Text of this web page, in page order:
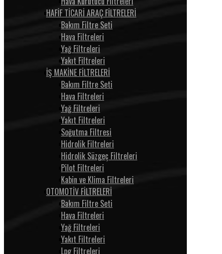
HAFİF TİCARİ ARAÇ FİLTRELERİ
Bakım Filtre Seti
Hava Filtreleri
Yağ Filtreleri
Yakıt Filtreleri
İŞ MAKİNE FİLTRELERİ
Bakım Filtre Seti
Hava Filtreleri
Yağ Filtreleri
Yakıt Filtreleri
Soğutma Filtresi
Hidrolik Filtreleri
Hidrolik Süzgeç Filtreleri
Pilot Filtreleri
Kabin ve Klima Filtreleri
OTOMOTİV FİLTRELERİ
Bakım Filtre Seti
Hava Filtreleri
Yağ Filtreleri
Yakıt Filtreleri
Lpg Filtreleri